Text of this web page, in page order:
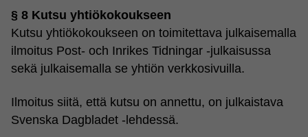
§ 8 Kutsu yhtiökokoukseen
Kutsu yhtiökokoukseen on toimitettava julkaisemalla
ilmoitus Post- och Inrikes Tidningar -julkaisussa
sekä julkaisemalla se yhtiön verkkosivuilla.
Ilmoitus siitä, että kutsu on annettu, on julkaistava
Svenska Dagbladet -lehdessä.